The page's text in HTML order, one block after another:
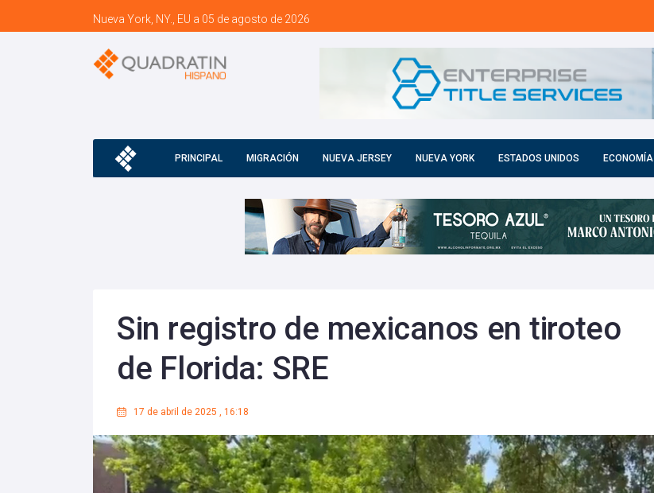
Nueva York, NY., EU a 05 de agosto de 2026
PRINCIPAL MIGRACIÓN NUEVA JERSEY NUEVA YORK ESTADOS UNIDOS ECONOMÍA
Sin registro de mexicanos en tiroteo
de Florida: SRE
17 de abril de 2025 , 16:18